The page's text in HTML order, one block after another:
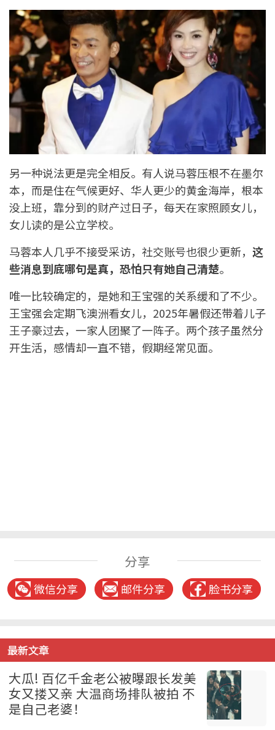
另一种说法更是完全相反。有人说马蓉压根不在墨尔
本，而是住在气候更好、华人更少的黄金海岸，根本
没上班，靠分到的财产过日子，每天在家照顾女儿，
女儿读的是公立学校。
马蓉本人几乎不接受采访，社交账号也很少更新， 这
些消息到底哪句是真，恐怕只有她自己清楚。
唯一比较确定的，是她和王宝强的关系缓和了不少。
王宝强会定期飞澳洲看女儿，2025年暑假还带着儿子
王子豪过去，一家人团聚了一阵子。两个孩子虽然分
开生活，感情却一直不错，假期经常见面。
分享
微信分享 邮件分享 脸书分享
最新文章
大瓜! 百亿千金老公被曝跟长发美
女又搂又亲 大温商场排队被拍 不
是自己老婆！